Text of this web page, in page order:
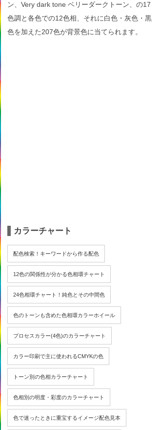
ン、Very dark tone ベリーダークトーン、の17
色調と各色での12色相、それに白色・灰色・黒
色を加えた207色が背景色に当てられます。
カラーチャート
配色検索！キーワードから作る配色
12色の関係性が分かる色相環チャート
24色相環チャート！純色とその中間色
色のトーンも含めた色相環カラーホイール
プロセスカラー(4色)のカラーチャート
カラー印刷で主に使われるCMYKの色
トーン別の色相カラーチャート
色相別の明度・彩度のカラーチャート
色で迷ったときに重宝するイメージ配色見本